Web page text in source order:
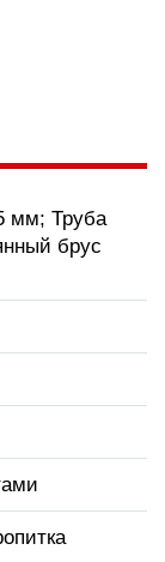
мм; Труба
брус